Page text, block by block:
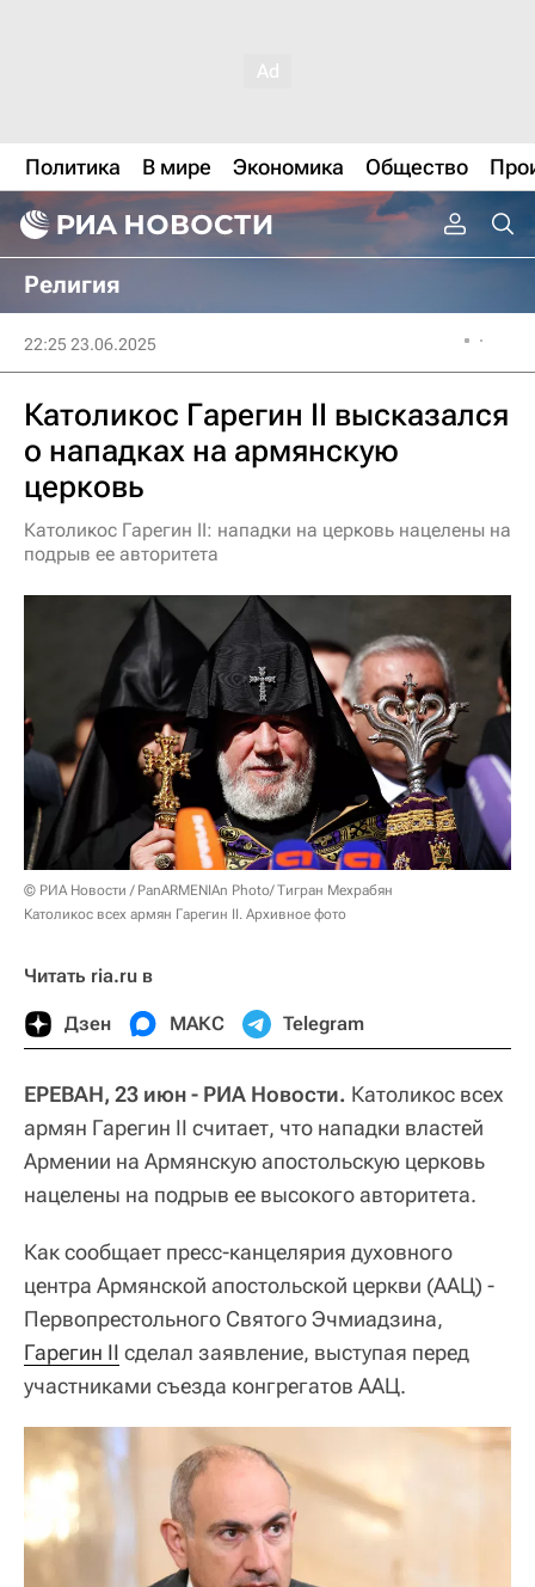
Политика В мире Экономика Общество
Религия
22:25 23.06.2025
Католикос Гарегин II высказался
о нападках на армянскую
церковь
Католикос Гарегин II: нападки на церковь нацелены на
подрыв ее авторитета
© РИА Новости / PanARMENIAn Photo/ Тигран Мехрабян
Католикос всех армян Гарегин II. Архивное фото
Читать ria.ru в
Дзен МАКС Telegram
ЕРЕВАН, 23 июн - РИА Новости. Католикос всех
армян Гарегин II считает, что нападки властей
Армении на Армянскую апостольскую церковь
нацелены на подрыв ее высокого авторитета.
Как сообщает пресс-канцелярия духовного
центра Армянской апостольской церкви (ААЦ) -
Первопрестольного Святого Эчмиадзина,
Гарегин II сделал заявление, выступая перед
участниками съезда конгрегатов ААЦ.